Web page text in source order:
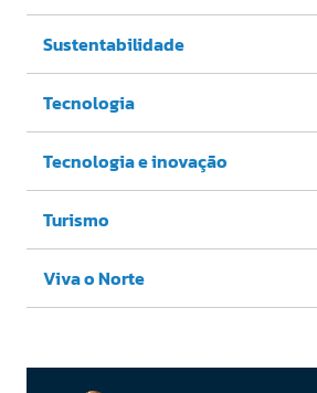
Sustentabilidade
Tecnologia
Tecnologia e inovação
Turismo
Viva o Norte